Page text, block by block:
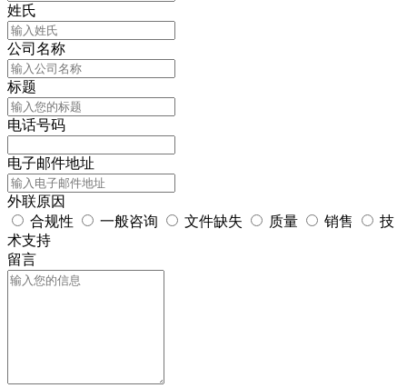
姓氏
公司名称
标题
电话号码
电子邮件地址
外联原因
合规性
一般咨询 文件缺失 质量 销售
技
术支持
留言